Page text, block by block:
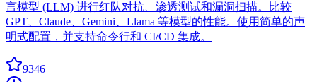
言模型 (LLM) 进行红队对抗、渗透测试和漏洞扫描。比较
GPT、Claude、Gemini、Llama 等模型的性能。使用简单的声
明式配置，并支持命令行和 CI/CD 集成。
9346